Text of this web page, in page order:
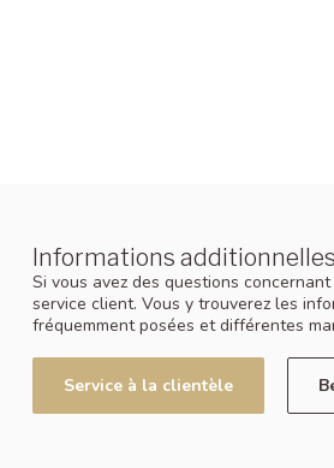
Informations additionnelles
Si vous avez des questions
service client. Vous y trouverez les
fréquemment posées et différentes
Service à la clientèle